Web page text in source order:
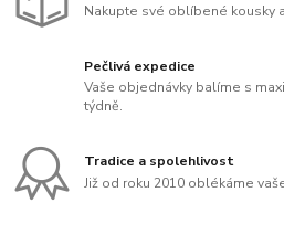
Nakupte své oblíbené kousky
Pečlivá expedice
Vaše objednávky balíme s
týdně.
Tradice a spolehlivost
Již od roku 2010 oblékáme